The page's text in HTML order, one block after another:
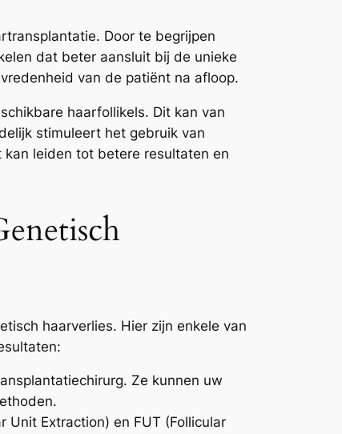
Door te begrijpen
dat beter aansluit bij de unieke
van de patiënt na afloop.
haarfollikels. Dit kan van
stimuleert het gebruik van
kan leiden tot betere resultaten en
haarverlies. Hier zijn enkele van
Ze kunnen uw
Unit Extraction) en FUT (Follicular